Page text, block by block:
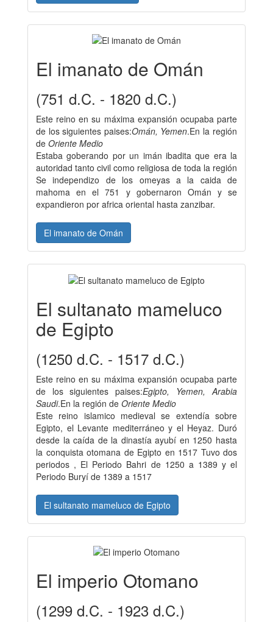
El imanato de Omán
(751 d.C. - 1820 d.C.)
Este reino en su máxima expansión ocupaba parte
de los siguientes paises:Omán, Yemen.En la región
de Oriente Medio
Estaba goberando por un imán ibadita que era la
autoridad tanto civil como religiosa de toda la región
Se independizo de los omeyas a la caida de
mahoma en el 751 y gobernaron Omán y se
expandieron por africa oriental hasta zanzibar.
El imanato de Omán
El sultanato mameluco
de Egipto
(1250 d.C. - 1517 d.C.)
Este reino en su máxima expansión ocupaba parte
de los siguientes paises:Egipto, Yemen, Arabia
Saudi.En la región de Oriente Medio
Este reino islamico medieval se extendía sobre
Egipto, el Levante mediterráneo y el Heyaz. Duró
desde la caída de la dinastía ayubí en 1250 hasta
la conquista otomana de Egipto en 1517 Tuvo dos
periodos , El Periodo Bahri de 1250 a 1389 y el
Periodo Buryí de 1389 a 1517
El sultanato mameluco de Egipto
El imperio Otomano
(1299 d.C. - 1923 d.C.)